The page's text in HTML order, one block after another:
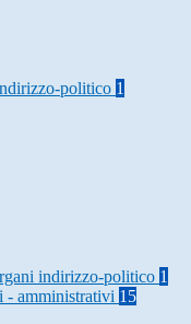
politico 1
indirizzo-politico 1
- amministrativi 15